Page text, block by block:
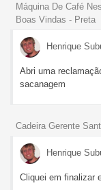
Máquina De Café
Boas Vindas - Preta
Henrique
Abri uma
sacanagem
Cadeira Gerente
Henrique
Cliquei em finalizar